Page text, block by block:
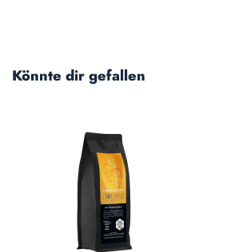
Produktgalerie überspringen
Könnte dir gefallen